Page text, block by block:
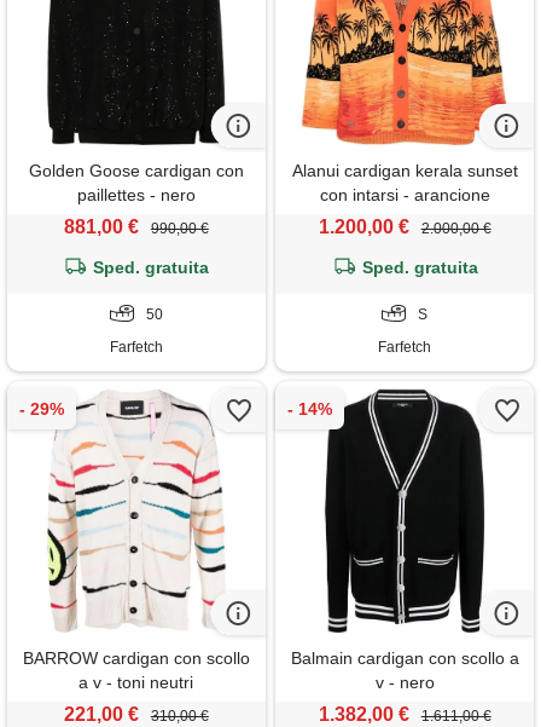
Golden Goose cardigan con
paillettes - nero
881,00 € 990,00 €
Sped. gratuita
50
Farfetch
Alanui cardigan kerala sunset
con intarsi - arancione
1.200,00 € 2.000,00 €
Sped. gratuita
S
Farfetch
BARROW cardigan con scollo
a v - toni neutri
221,00 € 310,00 €
Balmain cardigan con scollo a
v - nero
1.382,00 € 1.611,00 €